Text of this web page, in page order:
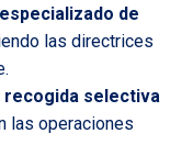
de
las directrices
recogida selectiva
las operaciones